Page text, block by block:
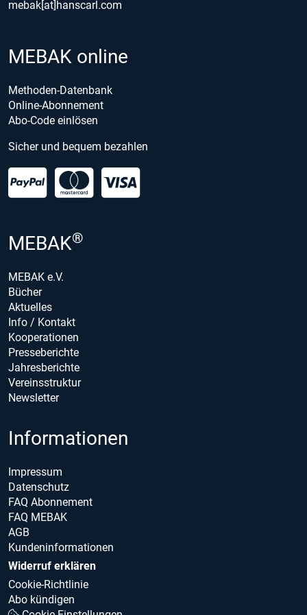
mebak[at]hanscarl.com
MEBAK online
Methoden-Datenbank
Online-Abonnement
Abo-Code einlösen
Sicher und bequem bezahlen
MEBAK®
MEBAK e.V.
Bücher
Aktuelles
Info / Kontakt
Kooperationen
Presseberichte
Jahresberichte
Vereinsstruktur
Newsletter
Informationen
Impressum
Datenschutz
FAQ Abonnement
FAQ MEBAK
AGB
Kundeninformationen
Widerruf erklären
Cookie-Richtlinie
Abo kündigen